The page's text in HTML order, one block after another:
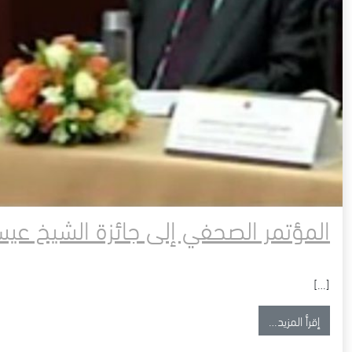
المؤتمر الصحفي إلى جائزة الشيخ عيسى 30
[…]
إقرأ المزيد…